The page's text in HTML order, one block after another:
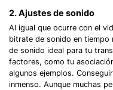
󠀰2. Ajustes de sonido󠀲󠀧󠀨󠀦󠀤󠀧󠀡󠀧󠀳
󠀰Al igual que ocurre con el
bitrate de sonido en tiempo
de sonido ideal para tu
factores, como tu
algunos ejemplos.󠀲󠀧󠀨󠀦󠀤󠀧󠀡󠀩󠀳󠀰
inmenso.󠀲󠀧󠀨󠀦󠀤󠀧󠀢󠀠󠀳󠀰 Aunque muchas